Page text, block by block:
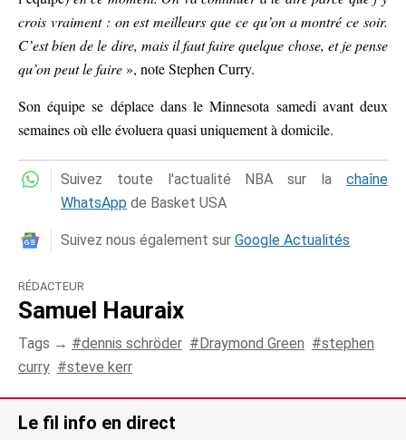
crois vraiment : on est meilleurs que ce qu’on a montré ce soir.
C’est bien de le dire, mais il faut faire quelque chose, et je pense
qu’on peut le faire», note Stephen Curry.
Son équipe se déplace dans le Minnesota samedi avant deux
semaines où elle évoluera quasi uniquement à domicile.
Suivez toute l'actualité NBA sur la chaîne
WhatsApp de Basket USA
Suivez nous également sur Google Actualités
RÉDACTEUR
Samuel Hauraix
Tags → dennis schröder Draymond Green
stephen
curry
steve kerr
Le fil info en direct